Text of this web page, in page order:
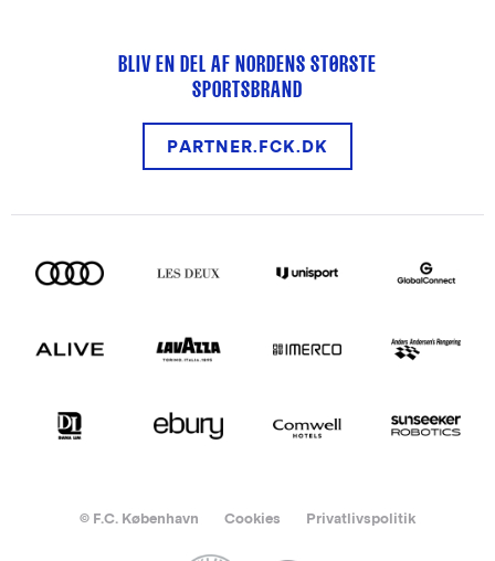
BLIV EN DEL AF NORDENS STØRSTE
SPORTSBRAND
PARTNER.FCK.DK
© F.C. København Cookies Privatlivspolitik